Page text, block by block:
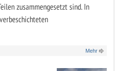
zusammengesetzt sind. In
Mehr